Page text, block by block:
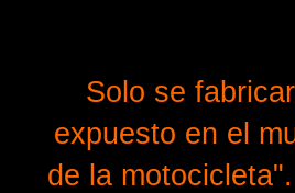
Solo se
expuesto en el
de la